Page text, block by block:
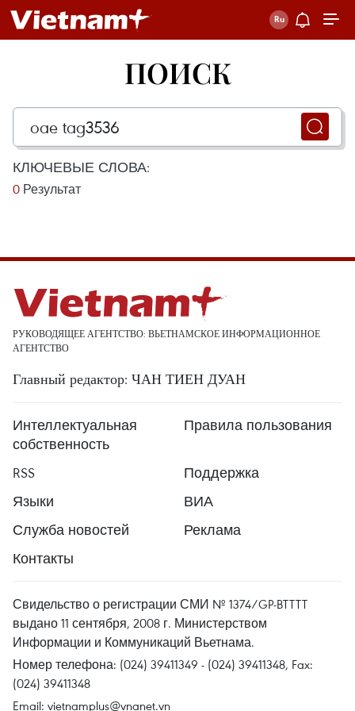
ПОИСК
КЛЮЧЕВЫЕ СЛОВА:
0 Результат
РУКОВОДЯЩЕЕ АГЕНТСТВО: ВЬЕТНАМСКОЕ ИНФОРМАЦИОННОЕ
АГЕНТСТВО
Главный редактор: ЧАН ТИЕН ДУАН
Интеллектуальная
собственность
Правила пользования
RSS
Поддержка
Языки
ВИА
Служба новостей
Реклама
Контакты
Свидельство о регистрации СМИ № 1374/GP-BTTTT
выдано 11 сентября, 2008 г. Министерством
Информации и Коммуникаций Вьетнама.
Номер телефона: (024) 39411349 - (024) 39411348, Fax:
(024) 39411348
Email: vietnamplus@vnanet.vn